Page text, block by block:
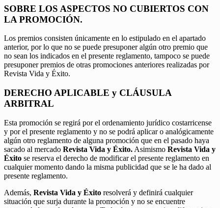
SOBRE LOS ASPECTOS NO CUBIERTOS CON
LA PROMOCIÓN.
Los premios consisten únicamente en lo estipulado en el apartado
anterior, por lo que no se puede presuponer algún otro premio que
no sean los indicados en el presente reglamento, tampoco se puede
presuponer premios de otras promociones anteriores realizadas por
Revista Vida y Éxito.
DERECHO APLICABLE y CLÁUSULA
ARBITRAL
Esta promoción se regirá por el ordenamiento jurídico costarricense
y por el presente reglamento y no se podrá aplicar o analógicamente
algún otro reglamento de alguna promoción que en el pasado haya
sacado al mercado Revista Vida y Éxito. Asimismo Revista Vida y
Éxito se reserva el derecho de modificar el presente reglamento en
cualquier momento dando la misma publicidad que se le ha dado al
presente reglamento.
Además, Revista Vida y Éxito resolverá y definirá cualquier
situación que surja durante la promoción y no se encuentre